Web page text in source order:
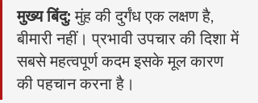
मुख्य बिंदु: मुंह की दुर्गंध एक लक्षण है,
बीमारी नहीं। प्रभावी उपचार की दिशा में
सबसे महत्वपूर्ण कदम इसके मूल कारण
की पहचान करना है।